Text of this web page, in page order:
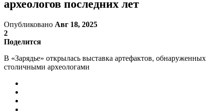
археологов последних лет
Опубликовано Авг 18, 2025
2
Поделится
В «Зарядье» открылась выставка артефактов, обнаруженных
столичными археологами